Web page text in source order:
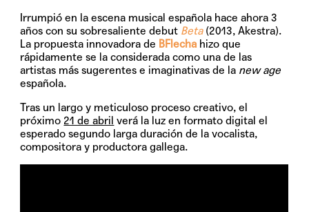
Irrumpió en la escena musical española hace ahora 3
años con su sobresaliente debut Beta(2013, Akestra).
La propuesta innovadora de BFlecha hizo que
rápidamente se la considerada como una de las
artistas más sugerentes e imaginativas de la new age
española.
Tras un largo y meticuloso proceso creativo, el
próximo 21 de abril verá la luz en formato digital el
esperado segundo larga duración de la vocalista,
compositora y productora gallega.